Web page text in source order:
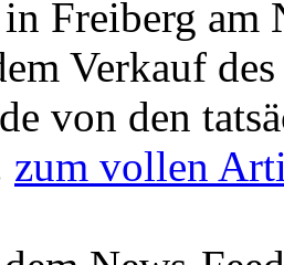
Freiberg am
Verkauf
von den
zum vollen